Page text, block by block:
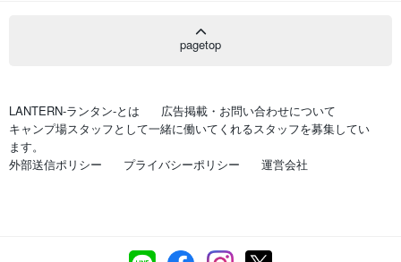
pagetop
LANTERN-ランタン-とは
広告掲載・お問い合わせについて
キャンプ場スタッフとして一緒に働いてくれるスタッフを募集してい
ます。
外部送信ポリシー
プライバシーポリシー 運営会社